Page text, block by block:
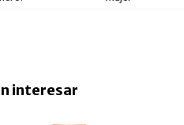
interesar